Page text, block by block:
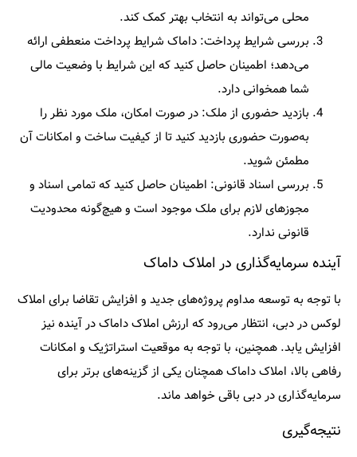
محلی می‌تواند به انتخاب بهتر کمک کند.​
بررسی شرایط پرداخت: داماک شرایط پرداخت منعطفی ارائه
می‌دهد؛ اطمینان حاصل کنید که این شرایط با وضعیت مالی
شما همخوانی دارد.​
بازدید حضوری از ملک: در صورت امکان، ملک مورد نظر را
به‌صورت حضوری بازدید کنید تا از کیفیت ساخت و امکانات آن
مطمئن شوید.​
بررسی اسناد قانونی: اطمینان حاصل کنید که تمامی اسناد و
مجوزهای لازم برای ملک موجود است و هیچ‌گونه محدودیت
قانونی ندارد.​
آینده سرمایه‌گذاری در املاک داماک
با توجه به توسعه مداوم پروژه‌های جدید و افزایش تقاضا برای املاک
لوکس در دبی، انتظار می‌رود که ارزش املاک داماک در آینده نیز
افزایش یابد. همچنین، با توجه به موقعیت استراتژیک و امکانات
رفاهی بالا، املاک داماک همچنان یکی از گزینه‌های برتر برای
سرمایه‌گذاری در دبی باقی خواهد ماند.​
نتیجه‌گیری